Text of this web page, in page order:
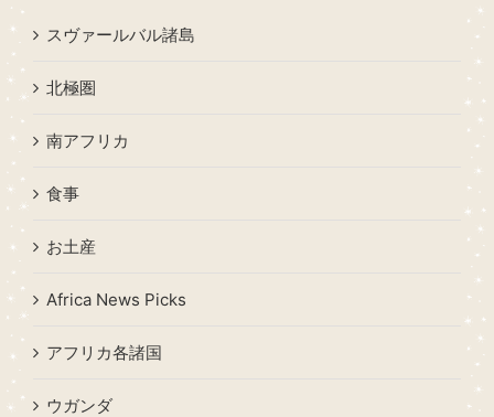
スヴァールバル諸島
北極圏
南アフリカ
食事
お土産
Africa News Picks
アフリカ各諸国
ウガンダ